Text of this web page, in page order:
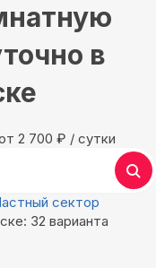
в
2 700 ₽ / сутки
сектор
32 варианта